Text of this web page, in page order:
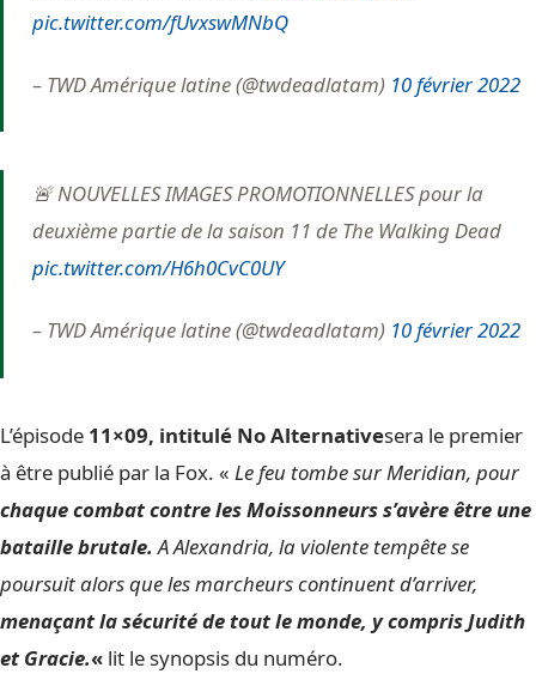
pic.twitter.com/fUvxswMNbQ
– TWD Amérique latine (@twdeadlatam) 10 février 2022
🚨 NOUVELLES IMAGES PROMOTIONNELLES pour la
deuxième partie de la saison 11 de The Walking Dead
pic.twitter.com/H6h0CvC0UY
– TWD Amérique latine (@twdeadlatam) 10 février 2022
L’épisode 11×09, intitulé No Alternativesera le premier
à être publié par la Fox. « Le feu tombe sur Meridian, pour
chaque combat contre les Moissonneurs s’avère être une
bataille brutale. A Alexandria, la violente tempête se
poursuit alors que les marcheurs continuent d’arriver,
menaçant la sécurité de tout le monde, y compris Judith
et Gracie.« lit le synopsis du numéro.